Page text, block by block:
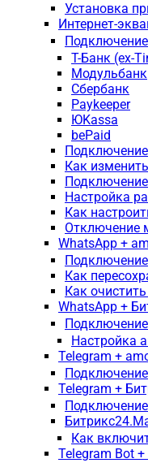
Установка
Интернет-
Т-Банк (ex-
Модульбанк
Сбербанк
Paykeeper
ЮKassa
bePaid
Подключение
Как
Настройка
Как
Отключение
WhatsApp +
Подключение
Как
Как
WhatsApp +
Настройка
Telegram +
Подключение
Telegram +
Как
Telegram Bot +